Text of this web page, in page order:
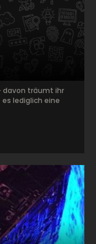
davon träumt ihr
lediglich eine